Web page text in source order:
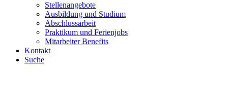
Stellenangebote
Ausbildung und Studium
Abschlussarbeit
Praktikum und Ferienjobs
Mitarbeiter Benefits
Kontakt
Suche